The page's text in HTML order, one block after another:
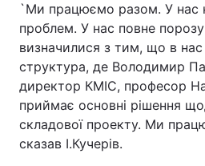
`Ми працюємо разом. У нас
проблем. У нас повне
визначилися з тим, що в нас
структура, де Володимир
директор КМІС, професор
приймає основні рішення
складової проекту. Ми
сказав І.Кучерів.